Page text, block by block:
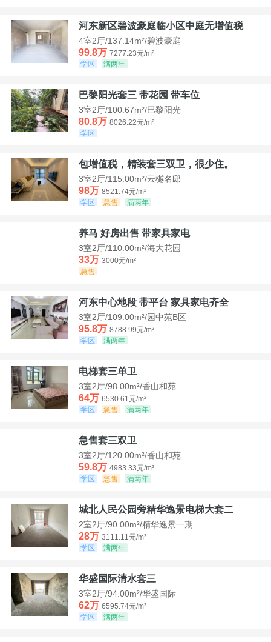
河东新区碧波豪庭临小区中庭无增值税
4室2厅/137.14m²/碧波豪庭
99.8万 7277.23元/m²
学区
满两年
巴黎阳光套三 带花园 带车位
3室2厅/100.67m²/巴黎阳光
80.8万 8026.22元/m²
学区
包增值税，精装套三双卫，很少住。
3室2厅/115.00m²/云樾名邸
98万 8521.74元/m²
学区
急售 满两年
养马 好房出售 带家具家电
3室2厅/110.00m²/海大花园
33万 3000元/m²
急售
河东中心地段 带平台 家具家电齐全
3室2厅/109.00m²/园中苑B区
95.8万 8788.99元/m²
学区
满两年
电梯套三单卫
3室2厅/98.00m²/香山和苑
64万 6530.61元/m²
学区
急售 满两年
急售套三双卫
3室2厅/120.00m²/香山和苑
59.8万 4983.33元/m²
学区
急售 满两年
城北人民公园旁精华逸景电梯大套二
2室2厅/90.00m²/精华逸景一期
28万 3111.11元/m²
学区
满两年
华盛国际清水套三
3室2厅/94.00m²/华盛国际
62万 6595.74元/m²
学区
满两年